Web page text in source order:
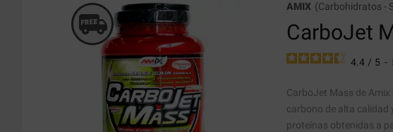
AMIX (Carbohidratos -
CarboJet
4.4 / 5 -
CarboJet Mass de
carbono de alta calidad
proteínas obtenidas a